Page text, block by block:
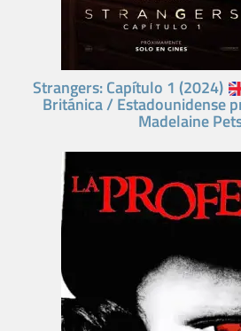
Strangers: Capítulo 1 (2024)
Británica / Estadounidense
Madelaine